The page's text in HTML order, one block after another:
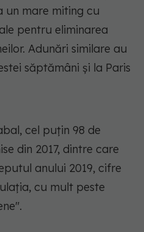
un mare miting cu
pentru eliminarea
Adunări similare au
săptămâni și la Paris
cel puțin 98 de
din 2017, dintre care
anului 2019, cifre
cu mult peste